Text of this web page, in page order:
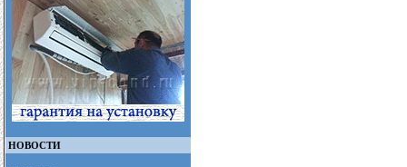
НОВОСТИ